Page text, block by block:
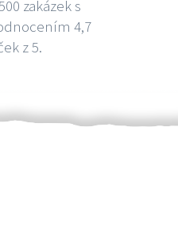
zakázek s
4,7
z 5.